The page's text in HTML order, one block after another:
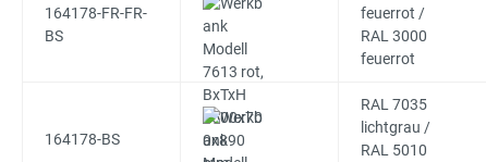
164178-FR-FR-
BS
feuerrot /
RAL 3000
feuerrot
164178-BS
RAL 7035
lichtgrau /
RAL 5010